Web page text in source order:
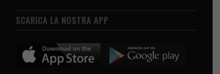
SCARICA LA NOSTRA APP